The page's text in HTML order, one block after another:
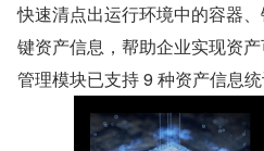
快速清点出运行环境中的容器
键资产信息，帮助企业实现资
管理模块已支持 9 种资产信息统